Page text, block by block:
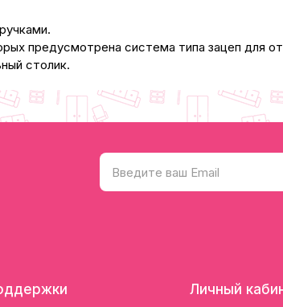
предусмотрена система типа зацеп для
столик.
Личный